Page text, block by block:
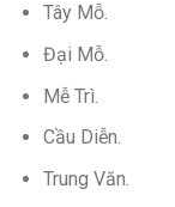
Tây Mỗ.
Đại Mỗ.
Mễ Trì.
Cầu Diễn.
Trung Văn.